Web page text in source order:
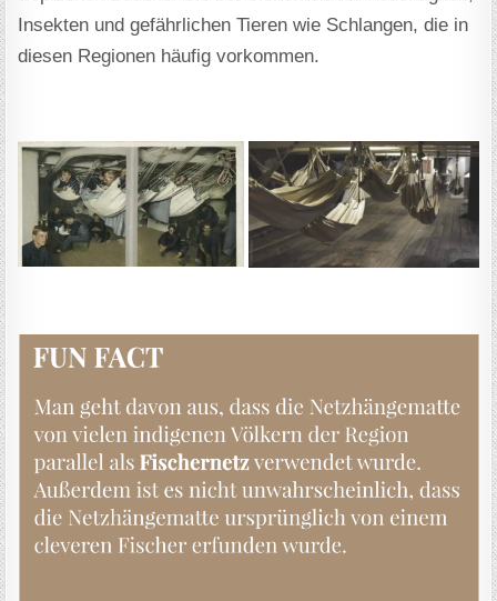
Insekten und gefährlichen Tieren wie Schlangen, die in
diesen Regionen häufig vorkommen.